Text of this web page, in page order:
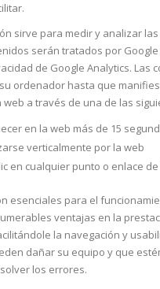
sirve para medir y analizar
serán tratados por
de Google Analytics. Las
ordenador hasta que
web a través de una de las
en la web más de 15
verticalmente por la web
en cualquier punto o enlace
esenciales para el
ventajas en la
la navegación y
dañar su equipo y que
los errores.